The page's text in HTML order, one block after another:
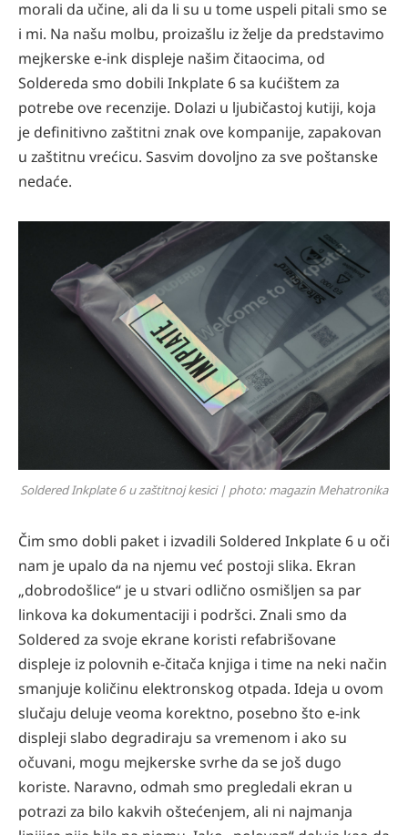
morali da učine, ali da li su u tome uspeli pitali smo se
i mi. Na našu molbu, proizašlu iz želje da predstavimo
mejkerske e-ink displeje našim čitaocima, od
Soldereda smo dobili Inkplate 6 sa kućištem za
potrebe ove recenzije. Dolazi u ljubičastoj kutiji, koja
je definitivno zaštitni znak ove kompanije, zapakovan
u zaštitnu vrećicu. Sasvim dovoljno za sve poštanske
nedaće.
Soldered Inkplate 6 u zaštitnoj kesici | photo: magazin Mehatronika
Čim smo dobli paket i izvadili Soldered Inkplate 6 u oči
nam je upalo da na njemu već postoji slika. Ekran
„dobrodošlice“ je u stvari odlično osmišljen sa par
linkova ka dokumentaciji i podršci. Znali smo da
Soldered za svoje ekrane koristi refabrišovane
displeje iz polovnih e-čitača knjiga i time na neki način
smanjuje količinu elektronskog otpada. Ideja u ovom
slučaju deluje veoma korektno, posebno što e-ink
displeji slabo degradiraju sa vremenom i ako su
očuvani, mogu mejkerske svrhe da se još dugo
koriste. Naravno, odmah smo pregledali ekran u
potrazi za bilo kakvih oštećenjem, ali ni najmanja